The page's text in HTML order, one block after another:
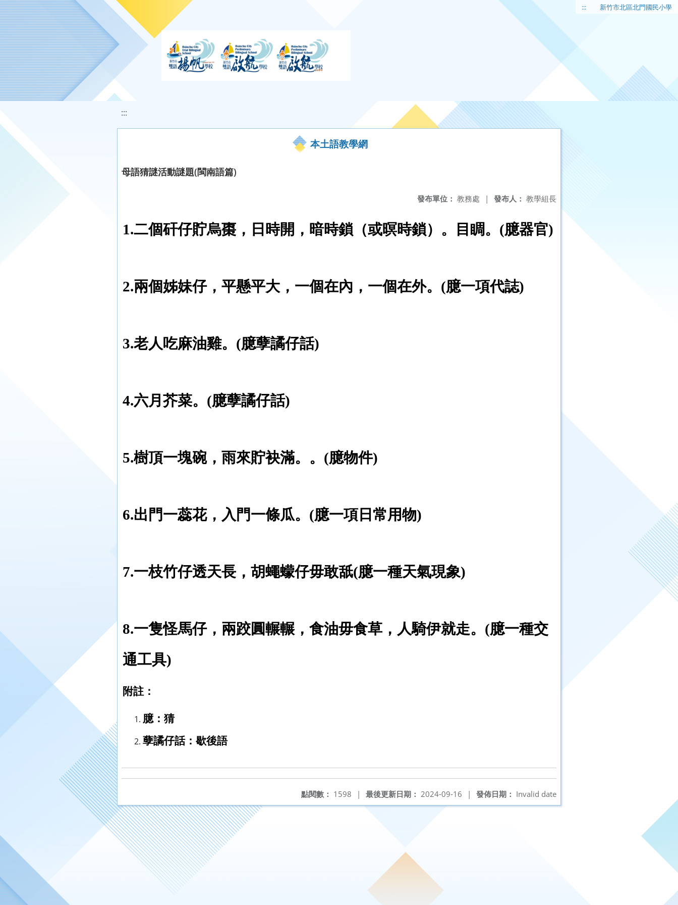
移至網頁之主要內容區位置 ::: 新竹市北區北門國民小學
:::
本土語教學網
母語猜謎活動謎題(閩南語篇)
發布人： 教學組長
發布單位： 教務處 |
1.二個矸仔貯烏棗，日時開，暗時鎖（或暝時鎖）。目睭。(臆器官)
2.兩個姊妹仔，平懸平大，一個在內，一個在外。(臆一項代誌)
3.老人吃麻油雞。(臆孽譎仔話)
4.六月芥菜。(臆孽譎仔話)
5.樹頂一塊碗，雨來貯袂滿。。(臆物件)
6.出門一蕊花，入門一條瓜。(臆一項日常用物)
7.一枝竹仔透天長，胡蠅蠓仔毋敢舐(臆一種天氣現象)
8.一隻怪馬仔，兩跤圓輾輾，食油毋食草，人騎伊就走。(臆一種交
通工具)
附註：
臆：猜
孽譎仔話：歇後語
發佈日期： Invalid date
最後更新日期： 2024-09-16 |
點閱數： 1598 |